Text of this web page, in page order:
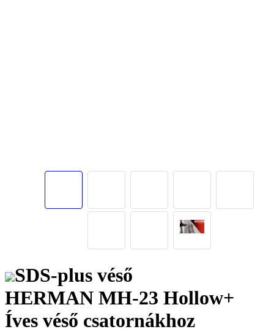
SDS-plus véső
HERMAN MH-23 Hollow+
Íves véső csatornákhoz